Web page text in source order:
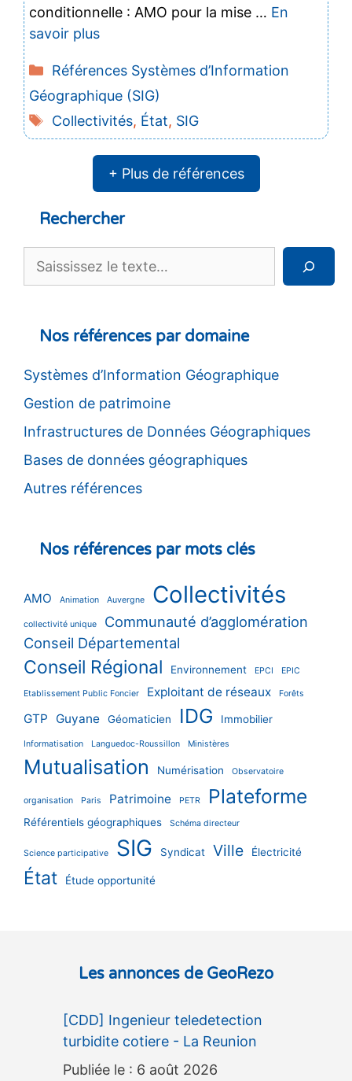
conditionnelle : AMO pour la mise … En
savoir plus
Catégories
Références Systèmes d’Information
Géographique (SIG)
Étiquettes
Collectivités, État, SIG
+ Plus de références
Rechercher
Rechercher
Nos références par domaine
Systèmes d’Information Géographique
Gestion de patrimoine
Infrastructures de Données Géographiques
Bases de données géographiques
Autres références
Nos références par mots clés
AMO Animation Auvergne Collectivités
collectivité unique
Communauté d’agglomération
Conseil Départemental
Conseil Régional Environnement EPCI EPIC
Etablissement Public Foncier Exploitant de réseaux Forêts
GTP Guyane Géomaticien IDG Immobilier
Informatisation Languedoc-Roussillon Ministères
Mutualisation Numérisation Observatoire
organisation Paris Patrimoine PETR Plateforme
Référentiels géographiques Schéma directeur
Science participative SIG Syndicat Ville Électricité
État Étude opportunité
Les annonces de GeoRezo
[CDD] Ingenieur teledetection
turbidite cotiere - La Reunion
6 août 2026